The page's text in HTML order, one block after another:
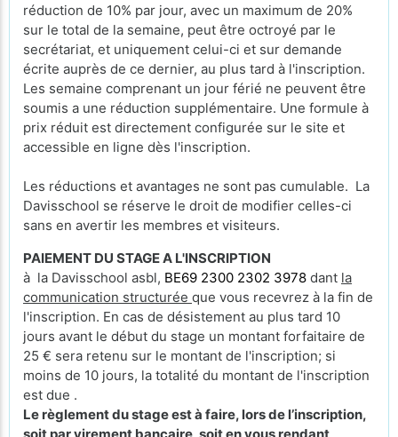
réduction de 10% par jour, avec un maximum de 20%
sur le total de la semaine, peut être octroyé par le
secrétariat, et uniquement celui-ci et sur demande
écrite auprès de ce dernier, au plus tard à l'inscription.
Les semaine comprenant un jour férié ne peuvent être
soumis a une réduction supplémentaire. Une formule à
prix réduit est directement configurée sur le site et
accessible en ligne dès l'inscription.
Les réductions et avantages ne sont pas cumulable. La
Davisschool se réserve le droit de modifier celles-ci
sans en avertir les membres et visiteurs.
PAIEMENT DU STAGE A L'INSCRIPTION
à la Davisschool asbl, BE69 2300 2302 3978 dant la
communication structurée que vous recevrez à la fin de
l'inscription. En cas de désistement au plus tard 10
jours avant le début du stage un montant forfaitaire de
25 € sera retenu sur le montant de l'inscription; si
moins de 10 jours, la totalité du montant de l'inscription
est due .
Le règlement du stage est à faire, lors de l’inscription,